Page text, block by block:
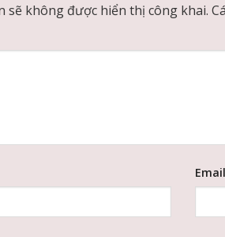
sẽ không được hiển thị công khai.